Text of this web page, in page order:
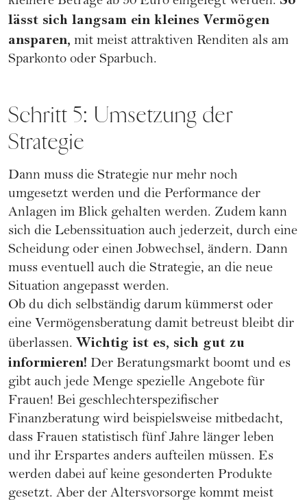
lässt sich langsam ein kleines Vermögen
ansparen, mit meist attraktiven Renditen als am
Sparkonto oder Sparbuch.
Schritt 5: Umsetzung der
Strategie
Dann muss die Strategie nur mehr noch
umgesetzt werden und die Performance der
Anlagen im Blick gehalten werden. Zudem kann
sich die Lebenssituation auch jederzeit, durch eine
Scheidung oder einen Jobwechsel, ändern. Dann
muss eventuell auch die Strategie, an die neue
Situation angepasst werden.
Ob du dich selbständig darum kümmerst oder
eine Vermögensberatung damit betreust bleibt dir
überlassen. Wichtig ist es, sich gut zu
informieren! Der Beratungsmarkt boomt und es
gibt auch jede Menge spezielle Angebote für
Frauen! Bei geschlechterspezifischer
Finanzberatung wird beispielsweise mitbedacht,
dass Frauen statistisch fünf Jahre länger leben
und ihr Erspartes anders aufteilen müssen. Es
werden dabei auf keine gesonderten Produkte
gesetzt. Aber der Altersvorsorge kommt meist